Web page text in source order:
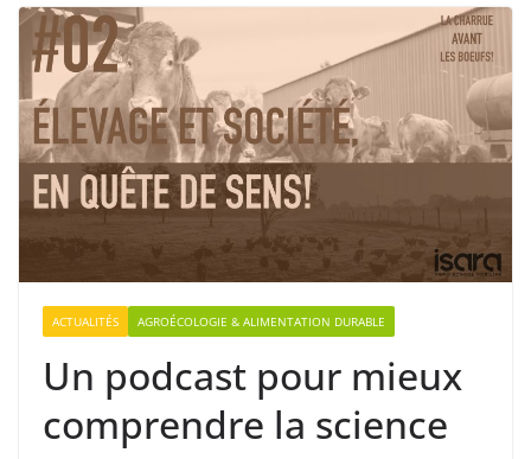
ACTUALITÉS AGROÉCOLOGIE & ALIMENTATION DURABLE
Un podcast pour mieux
comprendre la science